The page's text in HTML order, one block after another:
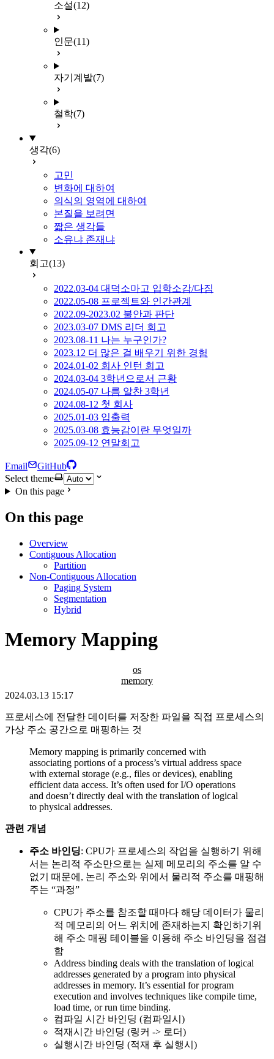
소설(12)
인문(11)
자기계발(7)
철학(7)
생각(6)
고민
변화에 대하여
의식의 영역에 대하여
본질을 보려면
짧은 생각들
소유냐 존재냐
회고(13)
2022.03-04 대덕소마고 입학소감/다짐
2022.05-08 프로젝트와 인간관계
2022.09-2023.02 불안과 판단
2023.03-07 DMS 리더 회고
2023.08-11 나는 누구인가?
2023.12 더 많은 걸 배우기 위한 경험
2024.01-02 회사 인턴 회고
2024.03-04 3학년으로서 근황
2024.05-07 나름 알찬 3학년
2024.08-12 첫 회사
2025.01-03 입출력
2025.03-08 효능감이란 무엇일까
2025.09-12 연말회고
Email
GitHub
Select theme
On this page
On this page
Overview
Contiguous Allocation
Partition
Non-Contiguous Allocation
Paging System
Segmentation
Hybrid
Memory Mapping
os
memory
2024.03.13 15:17
프로세스에 전달한 데이터를 저장한 파일을 직접 프로세스의
가상 주소 공간으로 매핑하는 것
Memory mapping is primarily concerned with
associating portions of a process’s virtual address space
with external storage (e.g., files or devices), enabling
efficient data access. It’s often used for I/O operations
and doesn’t directly deal with the translation of logical
to physical addresses.
관련 개념
주소 바인딩: CPU가 프로세스의 작업을 실행하기 위해
서는 논리적 주소만으로는 실제 메모리의 주소를 알 수
없기 때문에, 논리 주소와 위에서 물리적 주소를 매핑해
주는 “과정”
CPU가 주소를 참조할 때마다 해당 데이터가 물리
적 메모리의 어느 위치에 존재하는지 확인하기위
해 주소 매핑 테이블을 이용해 주소 바인딩을 점검
함
Address binding deals with the translation of logical
addresses generated by a program into physical
addresses in memory. It’s essential for program
execution and involves techniques like compile time,
load time, or run time binding.
컴파일 시간 바인딩 (컴파일시)
적재시간 바인딩 (링커 -> 로더)
실행시간 바인딩 (적재 후 실행시)